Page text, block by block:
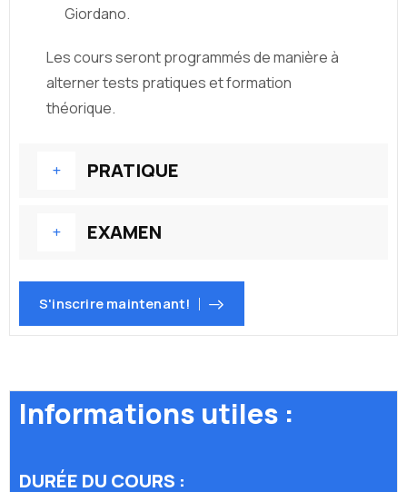
Giordano.
Les cours seront programmés de manière à
alterner tests pratiques et formation
théorique.
PRATIQUE
EXAMEN
S'inscrire maintenant!
Informations utiles :
DURÉE DU COURS :